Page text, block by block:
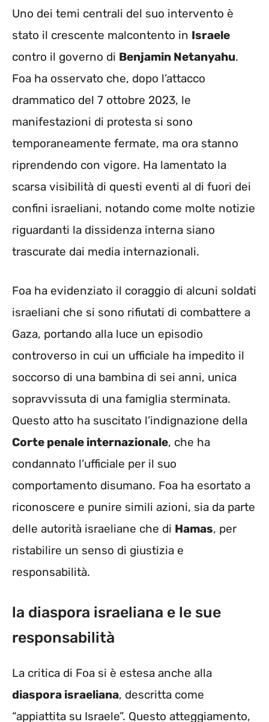
Uno dei temi centrali del suo intervento è
stato il crescente malcontento in Israele
contro il governo di Benjamin Netanyahu.
Foa ha osservato che, dopo l’attacco
drammatico del 7 ottobre 2023, le
manifestazioni di protesta si sono
temporaneamente fermate, ma ora stanno
riprendendo con vigore. Ha lamentato la
scarsa visibilità di questi eventi al di fuori dei
confini israeliani, notando come molte notizie
riguardanti la dissidenza interna siano
trascurate dai media internazionali.
Foa ha evidenziato il coraggio di alcuni soldati
israeliani che si sono rifiutati di combattere a
Gaza, portando alla luce un episodio
controverso in cui un ufficiale ha impedito il
soccorso di una bambina di sei anni, unica
sopravvissuta di una famiglia sterminata.
Questo atto ha suscitato l’indignazione della
Corte penale internazionale, che ha
condannato l’ufficiale per il suo
comportamento disumano. Foa ha esortato a
riconoscere e punire simili azioni, sia da parte
delle autorità israeliane che di Hamas, per
ristabilire un senso di giustizia e
responsabilità.
la diaspora israeliana e le sue
responsabilità
La critica di Foa si è estesa anche alla
diaspora israeliana, descritta come
“appiattita su Israele”. Questo atteggiamento,